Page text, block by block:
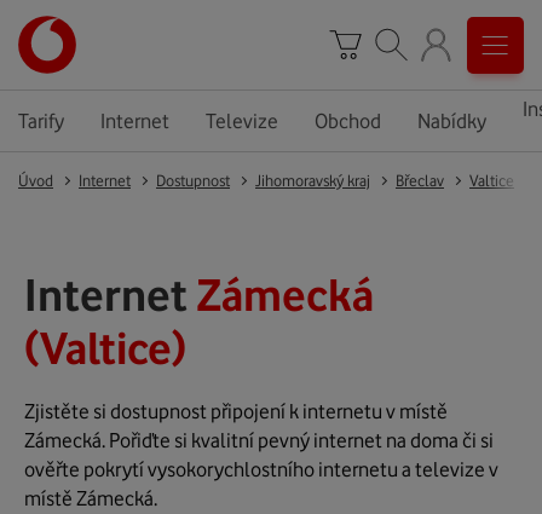
Tarify Internet Televize Obchod Nabídky
Úvod Internet Dostupnost Jihomoravský kraj Břeclav Valtice
Internet Zámecká
(Valtice)
Zjistěte si dostupnost připojení k internetu v místě
Zámecká. Pořiďte si kvalitní pevný internet na doma či si
ověřte pokrytí vysokorychlostního internetu a televize v
místě Zámecká.